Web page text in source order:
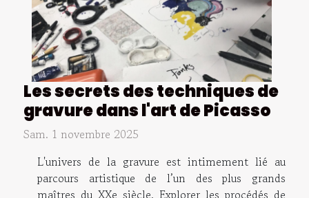
Les secrets des techniques de
gravure dans l'art de Picasso
Sam. 1 novembre 2025
L'univers de la gravure est intimement lié au
parcours artistique de l’un des plus grands
maîtres du XXe siècle. Explorer les procédés de